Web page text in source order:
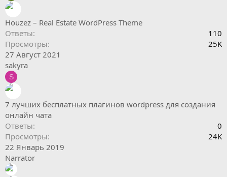
Houzez – Real Estate WordPress Theme
Ответы
110
Просмотры
25K
27 Август 2021
sakyra
S
7 лучших бесплатных плагинов wordpress для создания
онлайн чата
Ответы
0
Просмотры
24K
22 Январь 2019
Narrator